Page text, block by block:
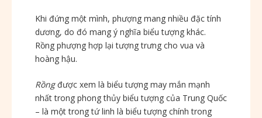
Khi đứng một mình, phượng mang nhiều đặc tính
dương, do đó mang ý nghĩa biểu tượng khác.
Rồng phượng hợp lại tượng trưng cho vua và
hoàng hậu.
Rồngđược xem là biểu tượng may mắn mạnh
nhất trong phong thủy biểu tượng của Trung Quốc
– là một trong tứ linh là biểu tượng chính trong